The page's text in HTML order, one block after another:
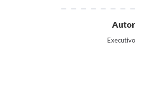
Autor
Executivo